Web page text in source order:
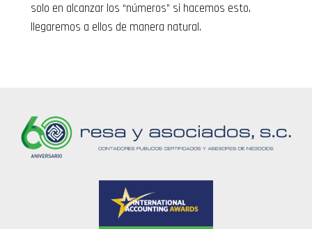
solo en alcanzar los “números” si hacemos esto,
llegaremos a ellos de manera natural.